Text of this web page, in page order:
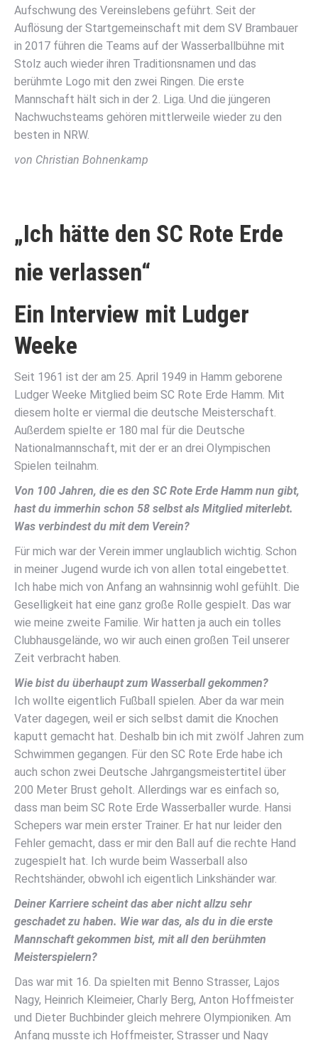
Aufschwung des Vereinslebens geführt. Seit der
Auflösung der Startgemeinschaft mit dem SV Brambauer
in 2017 führen die Teams auf der Wasserballbühne mit
Stolz auch wieder ihren Traditionsnamen und das
berühmte Logo mit den zwei Ringen. Die erste
Mannschaft hält sich in der 2. Liga. Und die jüngeren
Nachwuchsteams gehören mittlerweile wieder zu den
besten in NRW.
von Christian Bohnenkamp
„Ich hätte den SC Rote Erde
nie verlassen“
Ein Interview mit Ludger
Weeke
Seit 1961 ist der am 25. April 1949 in Hamm geborene
Ludger Weeke Mitglied beim SC Rote Erde Hamm. Mit
diesem holte er viermal die deutsche Meisterschaft.
Außerdem spielte er 180 mal für die Deutsche
Nationalmannschaft, mit der er an drei Olympischen
Spielen teilnahm.
Von 100 Jahren, die es den SC Rote Erde Hamm nun gibt,
hast du immerhin schon 58 selbst als Mitglied miterlebt.
Was verbindest du mit dem Verein?
Für mich war der Verein immer unglaublich wichtig. Schon
in meiner Jugend wurde ich von allen total eingebettet.
Ich habe mich von Anfang an wahnsinnig wohl gefühlt. Die
Geselligkeit hat eine ganz große Rolle gespielt. Das war
wie meine zweite Familie. Wir hatten ja auch ein tolles
Clubhausgelände, wo wir auch einen großen Teil unserer
Zeit verbracht haben.
Wie bist du überhaupt zum Wasserball gekommen?
Ich wollte eigentlich Fußball spielen. Aber da war mein
Vater dagegen, weil er sich selbst damit die Knochen
kaputt gemacht hat. Deshalb bin ich mit zwölf Jahren zum
Schwimmen gegangen. Für den SC Rote Erde habe ich
auch schon zwei Deutsche Jahrgangsmeistertitel über
200 Meter Brust geholt. Allerdings war es einfach so,
dass man beim SC Rote Erde Wasserballer wurde. Hansi
Schepers war mein erster Trainer. Er hat nur leider den
Fehler gemacht, dass er mir den Ball auf die rechte Hand
zugespielt hat. Ich wurde beim Wasserball also
Rechtshänder, obwohl ich eigentlich Linkshänder war.
Deiner Karriere scheint das aber nicht allzu sehr
geschadet zu haben. Wie war das, als du in die erste
Mannschaft gekommen bist, mit all den berühmten
Meisterspielern?
Das war mit 16. Da spielten mit Benno Strasser, Lajos
Nagy, Heinrich Kleimeier, Charly Berg, Anton Hoffmeister
und Dieter Buchbinder gleich mehrere Olympioniken. Am
Anfang musste ich Hoffmeister, Strasser und Nagy